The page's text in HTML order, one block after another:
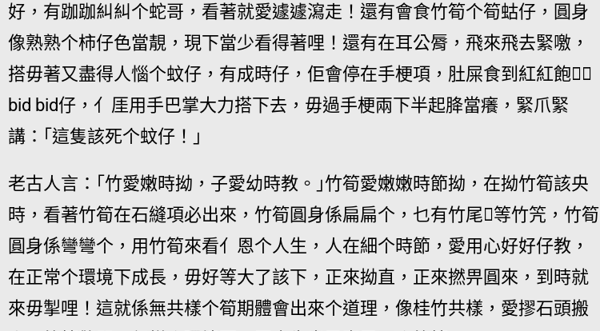
好，有跏跏糾糾个蛇哥，看著就愛遽遽瀉走！還有會食竹筍个筍蛄仔，圓身
像熟熟个柿仔色當靚，現下當少看得著哩！還有在耳公脣，飛來飛去緊噭，
搭毋著又盡得人惱个蚊仔，有成時仔，佢會停在手梗項，肚屎食到紅紅飽𩜰𩜰
bid bid仔，亻厓用手巴掌大力搭下去，毋過手梗兩下半起胮當癢，緊爪緊
講：｢這隻該死个蚊仔！｣
老古人言：｢竹愛嫩時拗，子愛幼時教。｣竹筍愛嫩嫩時節拗，在拗竹筍該央
時，看著竹筍在石縫項必出來，竹筍圓身係扁扁个，乜有竹尾𠖄等竹笐，竹筍
圓身係彎彎个，用竹筍來看亻恩个人生，人在細个時節，愛用心好好仔教，
在正常个環境下成長，毋好等大了該下，正來拗直，正來撚畀圓來，到時就
來毋掣哩！這就係無共樣个筍期體會出來个道理，像桂竹共樣，愛摎石頭搬